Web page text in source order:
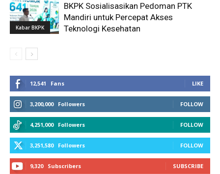
Kabar BKPK
BKPK Sosialisasikan Pedoman PTK
Mandiri untuk Percepat Akses
Teknologi Kesehatan
12,541 Fans LIKE
3,200,000 Followers FOLLOW
4,251,000 Followers FOLLOW
3,251,580 Followers FOLLOW
9,320 Subscribers SUBSCRIBE